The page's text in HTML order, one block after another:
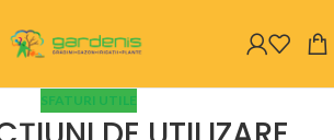
SFATURI UTILE